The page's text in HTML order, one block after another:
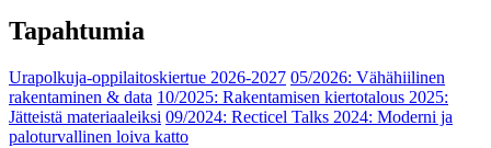
Tapahtumia
Urapolkuja-oppilaitoskiertue 2026-2027 05/2026: Vähähiilinen
rakentaminen & data 10/2025: Rakentamisen kiertotalous 2025:
Jätteistä materiaaleiksi 09/2024: Recticel Talks 2024: Moderni ja
paloturvallinen loiva katto